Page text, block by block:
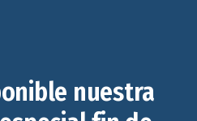
nuestra